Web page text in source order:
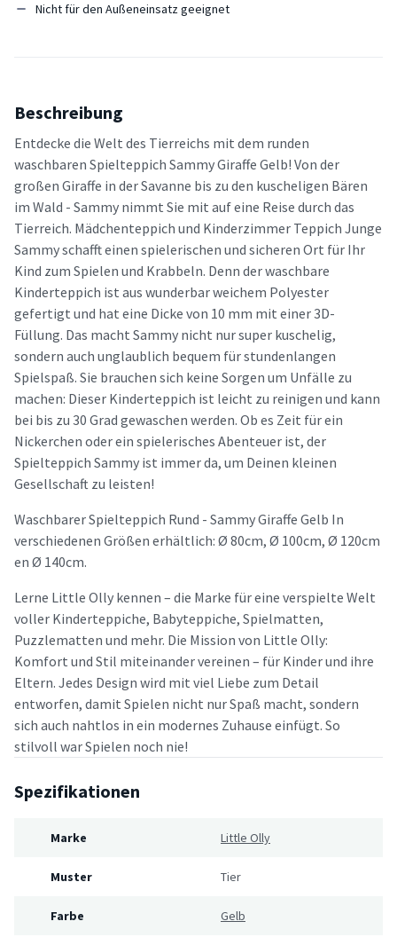
Nicht für den Außeneinsatz geeignet
Beschreibung
Entdecke die Welt des Tierreichs mit dem runden
waschbaren Spielteppich Sammy Giraffe Gelb! Von der
großen Giraffe in der Savanne bis zu den kuscheligen Bären
im Wald - Sammy nimmt Sie mit auf eine Reise durch das
Tierreich. Mädchenteppich und Kinderzimmer Teppich Junge
Sammy schafft einen spielerischen und sicheren Ort für Ihr
Kind zum Spielen und Krabbeln. Denn der waschbare
Kinderteppich ist aus wunderbar weichem Polyester
gefertigt und hat eine Dicke von 10 mm mit einer 3D-
Füllung. Das macht Sammy nicht nur super kuschelig,
sondern auch unglaublich bequem für stundenlangen
Spielspaß. Sie brauchen sich keine Sorgen um Unfälle zu
machen: Dieser Kinderteppich ist leicht zu reinigen und kann
bei bis zu 30 Grad gewaschen werden. Ob es Zeit für ein
Nickerchen oder ein spielerisches Abenteuer ist, der
Spielteppich Sammy ist immer da, um Deinen kleinen
Gesellschaft zu leisten!
Waschbarer Spielteppich Rund - Sammy Giraffe Gelb In
verschiedenen Größen erhältlich: Ø 80cm, Ø 100cm, Ø 120cm
en Ø 140cm.
Lerne Little Olly kennen – die Marke für eine verspielte Welt
voller Kinderteppiche, Babyteppiche, Spielmatten,
Puzzlematten und mehr. Die Mission von Little Olly:
Komfort und Stil miteinander vereinen – für Kinder und ihre
Eltern. Jedes Design wird mit viel Liebe zum Detail
entworfen, damit Spielen nicht nur Spaß macht, sondern
sich auch nahtlos in ein modernes Zuhause einfügt. So
stilvoll war Spielen noch nie!
Spezifikationen
Marke Little Olly
Muster Tier
Farbe Gelb